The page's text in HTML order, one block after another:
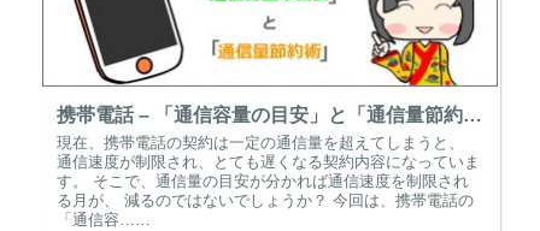
携帯電話 – 「通信容量の目安」と「通信量節約術」 –
現在、携帯電話の契約は一定の通信量を超えてしまうと、
通信速度が制限され、とても遅くなる契約内容になっていま
す。 そこで、通信量の目安が分かれば通信速度を制限され
る月が、 減るのではないでしょうか？ 今回は、携帯電話の
「通信容……